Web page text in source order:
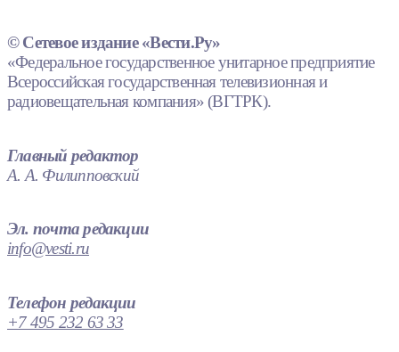
© Сетевое издание «Вести.Ру»
«Федеральное государственное унитарное предприятие
Всероссийская государственная телевизионная и
радиовещательная компания» (ВГТРК).
Главный редактор
А. А. Филипповский
Эл. почта редакции
info@vesti.ru
Телефон редакции
+7 495 232 63 33